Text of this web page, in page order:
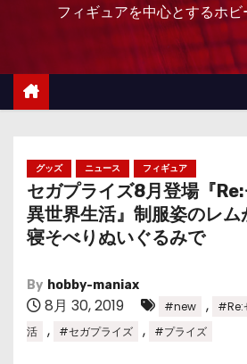
フィギュアを中心とするホ
グッズ ニュース フィギュア
セガプライズ8月登場『
異世界生活』制服姿のレム
寝そべりぬいぐるみで
By hobby-maniax
8月 30, 2019 #new ,
#Re:
活
, #セガプライズ , #プライズ